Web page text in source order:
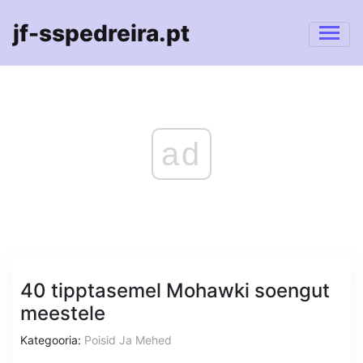
jf-sspedreira.pt
ad
40 tipptasemel Mohawki soengut
meestele
Kategooria: Poisid Ja Mehed